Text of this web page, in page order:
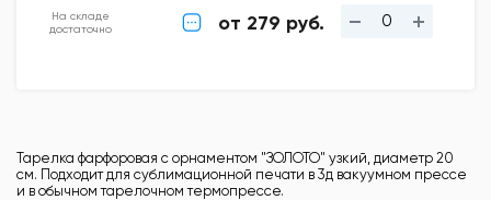
На складе
достаточно
от 279 руб.
Тарелка фарфоровая с орнаментом "ЗОЛОТО" узкий, диаметр 20
см. Подходит для сублимационной печати в 3д вакуумном прессе
и в обычном тарелочном термопрессе.